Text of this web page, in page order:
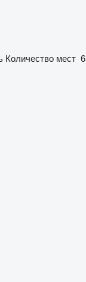
Количество мест 6